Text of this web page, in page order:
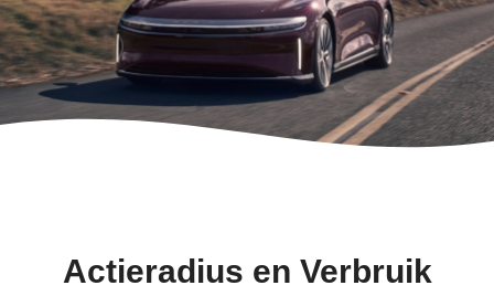
Actieradius en Verbruik